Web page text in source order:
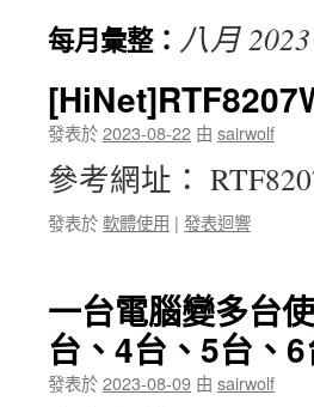
容每月彙整： 八月 2023
發表於2023-08-22 由 sairwolf
參考網址：
發表於軟體使用 | 發表迴響
一台電腦變多台
台、4台、5台、6
發表於2023-08-09 由 sairwolf